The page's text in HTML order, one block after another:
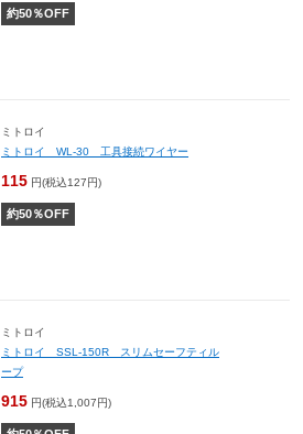
約50％OFF
ミトロイ
ミトロイ WL-30 工具接続ワイヤー
115 円(税込127円)
約50％OFF
ミトロイ
ミトロイ SSL-150R スリムセーフティル
ープ
915 円(税込1,007円)